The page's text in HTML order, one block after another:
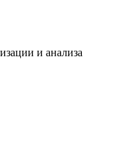
и анализа